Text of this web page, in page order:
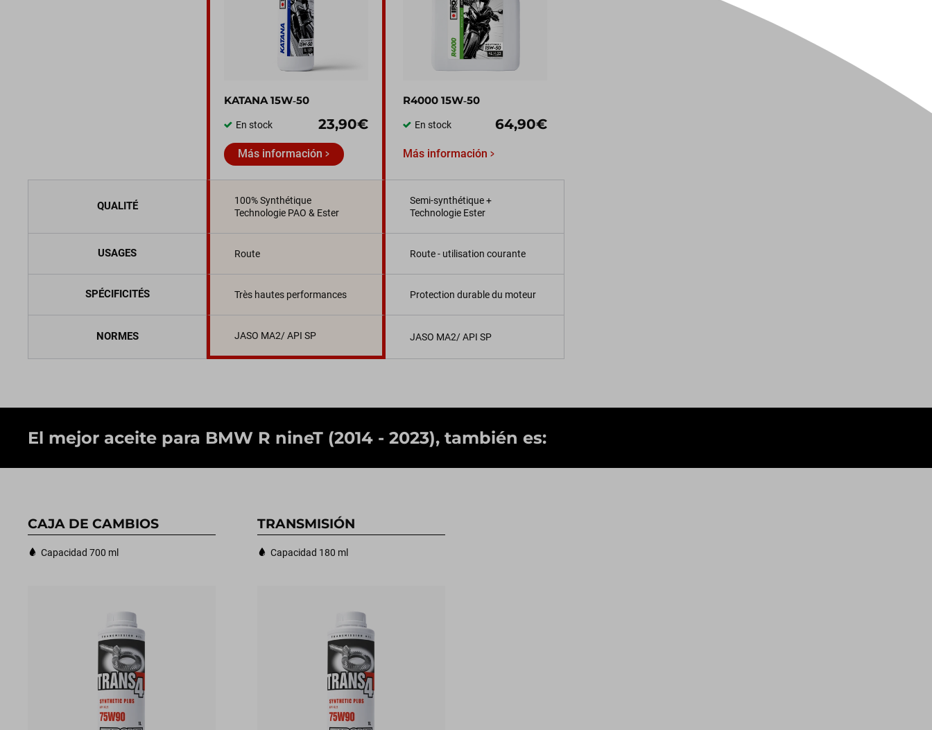
KATANA 15W‑50
En stock 23,90€
R4000 15W‑50
En stock 64,90€
Más información Más información
QUALITÉ
100% Synthétique
Technologie PAO & Ester
Semi-synthétique +
Technologie Ester
USAGES Route Route - utilisation courante
SPÉCIFICITÉS Très hautes performances Protection durable du moteur
NORMES JASO MA2/ API SP JASO MA2/ API SP
El mejor aceite para BMW R nineT (2014 - 2023), también es:
CAJA DE CAMBIOS
Capacidad 700 ml
TRANSMISIÓN
Capacidad 180 ml